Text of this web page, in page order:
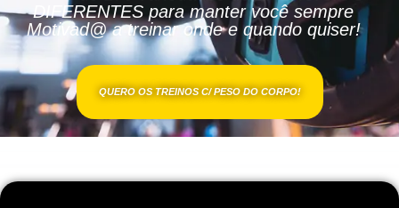
DIFERENTES para manter você sempre
Motivad@ a treinar onde e quando quiser!
QUERO OS TREINOS C/ PESO DO CORPO!